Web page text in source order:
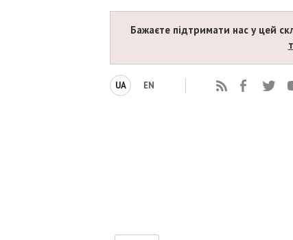
Бажаєте підтримати нас у цей
UA EN